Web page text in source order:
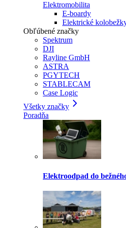
Elektromobilita
E-boardy
Elektrické
Obľúbené značky
Spektrum
DJI
Rayline GmbH
ASTRA
PGYTECH
STABLECAM
Case Logic
Všetky značky
Poradňa
Elektroodpad do